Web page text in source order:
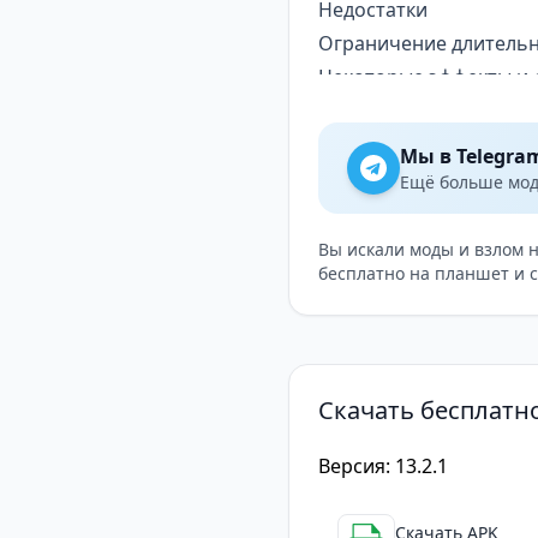
Недостатки
Ограничение
Некоторые эффекты и
Экспериментируйте
Используйте
Делитесь вашими
свою популярность
Попробуйте
Funimate— это
некоторые эффекты и
Мы в
Ещё больше
Вы искали моды и взлом
бесплатно на планшет и
Скачать
Версия: 13.2.1
Скачать APK